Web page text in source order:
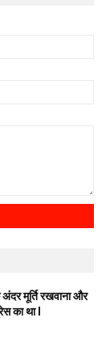
मूर्ति रखवाना और
का था l